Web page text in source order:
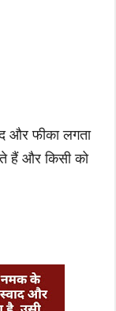
और फीका लगता
हैं और किसी को